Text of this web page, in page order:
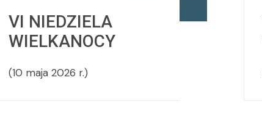
VI NIEDZIELA
WIELKANOCY
(10 maja 2026 r.)